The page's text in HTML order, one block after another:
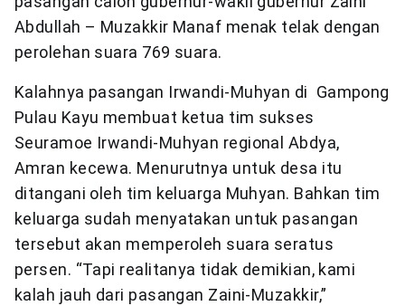
Abdullah – Muzakkir Manaf menak telak dengan
perolehan suara 769 suara.
Kalahnya pasangan Irwandi-Muhyan di Gampong
Pulau Kayu membuat ketua tim sukses
Seuramoe Irwandi-Muhyan regional Abdya,
Amran kecewa. Menurutnya untuk desa itu
ditangani oleh tim keluarga Muhyan. Bahkan tim
keluarga sudah menyatakan untuk pasangan
tersebut akan memperoleh suara seratus
persen. “Tapi realitanya tidak demikian, kami
kalah jauh dari pasangan Zaini-Muzakkir,”